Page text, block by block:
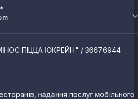
ПІЦЦА ЮКРЕЙН" / 36676944
надання послуг мобільного